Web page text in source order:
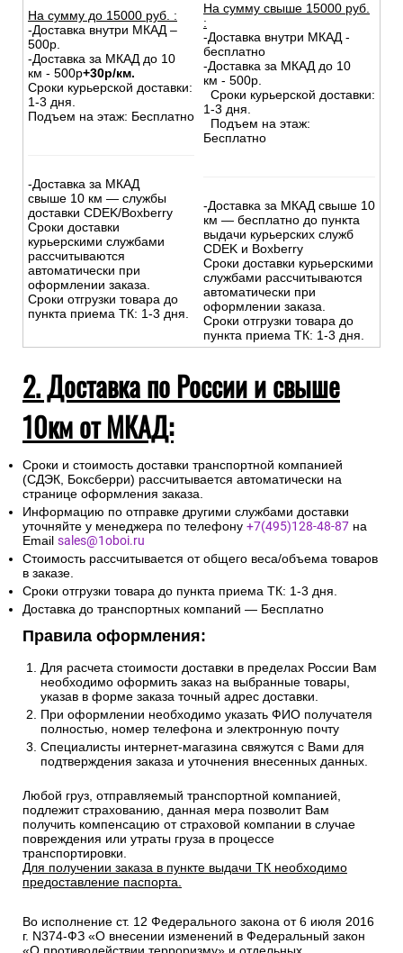
На сумму до 15000 руб. :
-Доставка внутри МКАД –
500р.
-Доставка за МКАД до 10
км - 500р+30р/км.
Сроки курьерской доставки:
1-3 дня.
Подъем на этаж: Бесплатно
-Доставка за МКАД
свыше 10 км — службы
доставки CDEK/Boxberry
Сроки доставки
курьерскими службами
рассчитываются
автоматически при
оформлении заказа.
Сроки отгрузки товара до
пункта приема ТК: 1-3 дня.
На сумму свыше 15000 руб.
:
-Доставка внутри МКАД -
бесплатно
-Доставка за МКАД до 10
км - 500р.
Сроки курьерской доставки:
1-3 дня.
Подъем на этаж:
Бесплатно
-Доставка за МКАД свыше 10
км — бесплатно до пункта
выдачи курьерских служб
CDEK и Boxberry
Сроки доставки курьерскими
службами рассчитываются
автоматически при
оформлении заказа.
Сроки отгрузки товара до
пункта приема ТК: 1-3 дня.
2. Доставка по России и свыше
10км от МКАД:
Сроки и стоимость доставки транспортной компанией
(СДЭК, Боксберри) рассчитывается автоматически на
странице оформления заказа.
Информацию по отправке другими службами доставки
уточняйте у менеджера по телефону +7(495)128-48-87 на
Email sales@1oboi.ru
Стоимость рассчитывается от общего веса/объема товаров
в заказе.
Сроки отгрузки товара до пункта приема ТК: 1-3 дня.
Доставка до транспортных компаний — Бесплатно
Правила оформления:
Для расчета стоимости доставки в пределах России Вам
необходимо оформить заказ на выбранные товары,
указав в форме заказа точный адрес доставки.
При оформлении необходимо указать ФИО получателя
полностью, номер телефона и электронную почту
Специалисты интернет-магазина свяжутся с Вами для
подтверждения заказа и уточнения внесенных данных.
Любой груз, отправляемый транспортной компанией,
подлежит страхованию, данная мера позволит Вам
получить компенсацию от страховой компании в случае
повреждения или утраты груза в процессе
транспортировки.
Для получении заказа в пункте выдачи ТК необходимо
предоставление паспорта.
Во исполнение ст. 12 Федерального закона от 6 июля 2016
г. N374-ФЗ «О внесении изменений в Федеральный закон